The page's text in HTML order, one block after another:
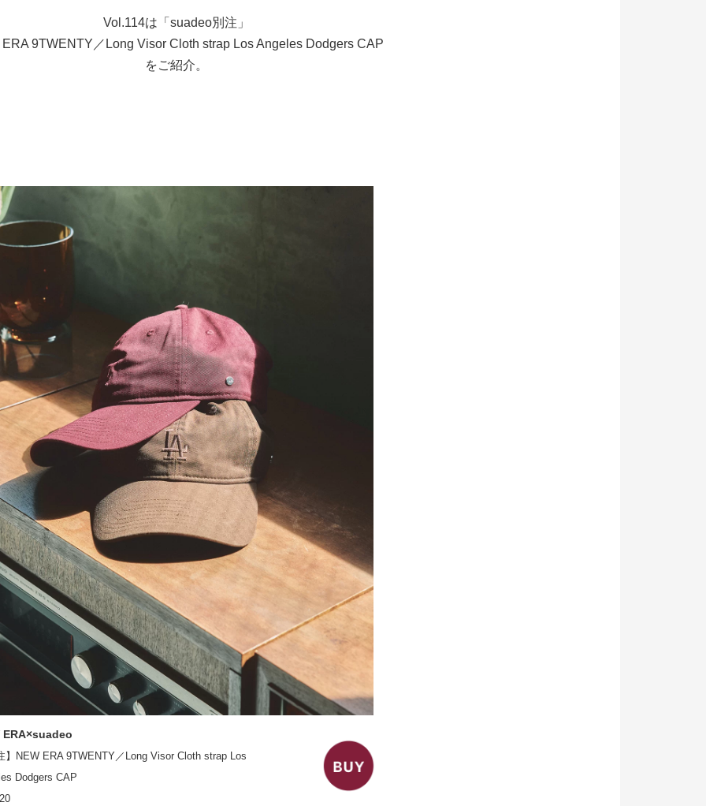
Vol.114は「suadeo別注」
9TWENTY／Long Visor Cloth strap Los Angeles Dodgers CAP
をご紹介。
ERA×suadeo
】NEW ERA 9TWENTY／Long Visor Cloth strap Los
Dodgers CAP